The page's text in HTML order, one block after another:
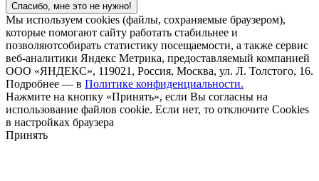
Спасибо, мне это не нужно!
Мы используем cookies (файлы, сохраняемые браузером),
которые помогают сайту работать стабильнее и
позволяютсобирать статистику посещаемости, а также сервис
веб-аналитики Яндекс Метрика, предоставляемый компанией
ООО «ЯНДЕКС», 119021, Россия, Москва, ул. Л. Толстого, 16.
Подробнее — в Политике конфиденциальности.
Нажмите на кнопку «Принять», если Вы согласны на
использование файлов cookie. Если нет, то отключите Cookies
в настройках браузера
Принять